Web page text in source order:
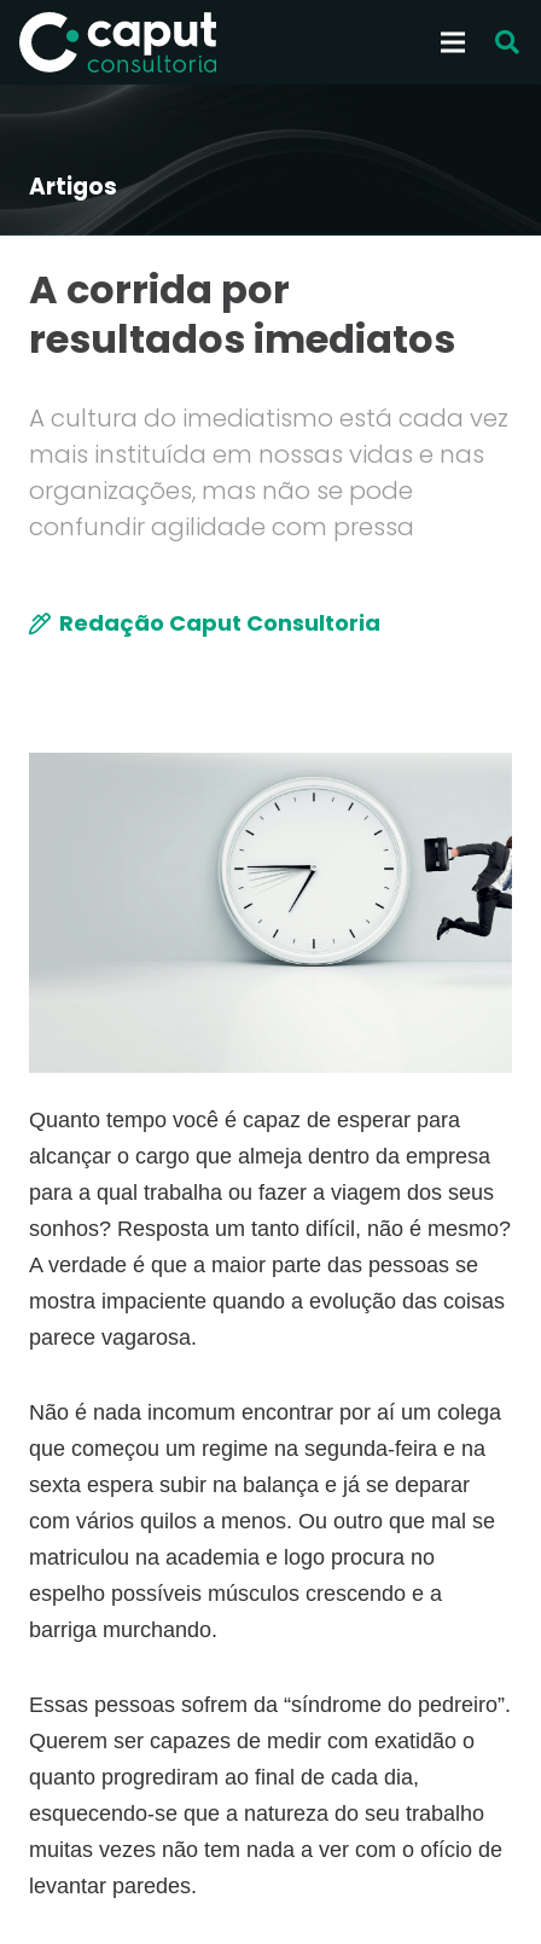
Artigos
A corrida por
resultados imediatos
A cultura do imediatismo está cada vez
mais instituída em nossas vidas e nas
organizações, mas não se pode
confundir agilidade com pressa
Redação Caput Consultoria
Quanto tempo você é capaz de esperar para
alcançar o cargo que almeja dentro da empresa
para a qual trabalha ou fazer a viagem dos seus
sonhos? Resposta um tanto difícil, não é mesmo?
A verdade é que a maior parte das pessoas se
mostra impaciente quando a evolução das coisas
parece vagarosa.
Não é nada incomum encontrar por aí um colega
que começou um regime na segunda-feira e na
sexta espera subir na balança e já se deparar
com vários quilos a menos. Ou outro que mal se
matriculou na academia e logo procura no
espelho possíveis músculos crescendo e a
barriga murchando.
Essas pessoas sofrem da “síndrome do pedreiro”.
Querem ser capazes de medir com exatidão o
quanto progrediram ao final de cada dia,
esquecendo-se que a natureza do seu trabalho
muitas vezes não tem nada a ver com o ofício de
levantar paredes.